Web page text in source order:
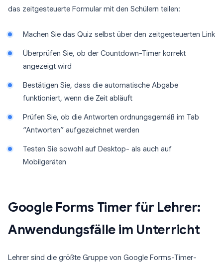
das zeitgesteuerte Formular mit den Schülern teilen:
Machen Sie das Quiz selbst über den zeitgesteuerten Link
Überprüfen Sie, ob der Countdown-Timer korrekt
angezeigt wird
Bestätigen Sie, dass die automatische Abgabe
funktioniert, wenn die Zeit abläuft
Prüfen Sie, ob die Antworten ordnungsgemäß im Tab
“Antworten” aufgezeichnet werden
Testen Sie sowohl auf Desktop- als auch auf
Mobilgeräten
Google Forms Timer für Lehrer:
Anwendungsfälle im Unterricht
Lehrer sind die größte Gruppe von Google Forms-Timer-